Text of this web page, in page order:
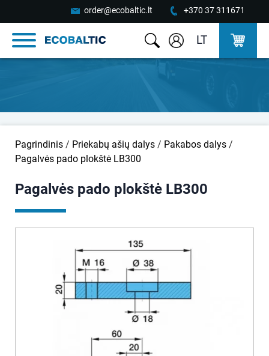
order@ecobaltic.lt +370 37 311671
LT
Pagrindinis / Priekabų ašių dalys / Pakabos dalys /
Pagalvės pado plokštė LB300
Pagalvės pado plokštė LB300